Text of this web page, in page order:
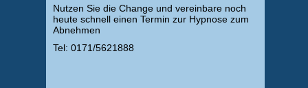
Nutzen Sie die Change und vereinbare noch
heute schnell einen Termin zur Hypnose zum
Abnehmen
Tel: 0171/5621888